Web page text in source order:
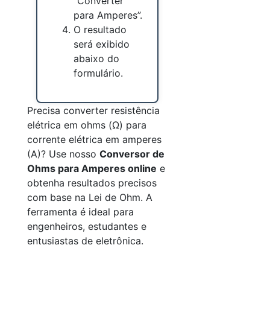
para Amperes”.
O resultado
será exibido
abaixo do
formulário.
Precisa converter resistência
elétrica em ohms (Ω) para
corrente elétrica em amperes
(A)? Use nosso Conversor de
Ohms para Amperes online e
obtenha resultados precisos
com base na Lei de Ohm. A
ferramenta é ideal para
engenheiros, estudantes e
entusiastas de eletrônica.